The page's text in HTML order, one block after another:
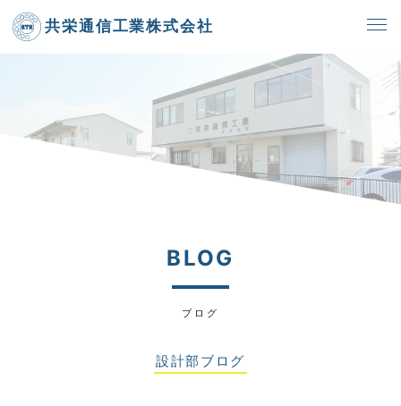
共栄通信工業株式会社
BLOG
ブログ
設計部ブログ